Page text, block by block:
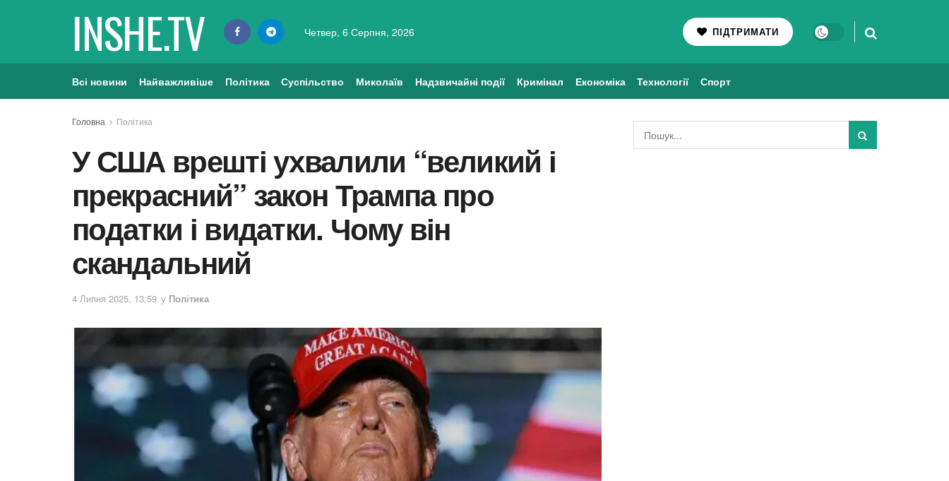
INSHE.TV Четвер, 6 Серпня, 2026 ПІДТРИМАТИ
Всі новини Найважливіше Політика Суспільство Миколаїв Надзвичайні події Кримінал Економіка Технології Спорт
Головна Політика
У США врешті ухвалили “великий і
прекрасний” закон Трампа про
податки і видатки. Чому він
скандальний
4 Липня 2025, 13:59 у Політика